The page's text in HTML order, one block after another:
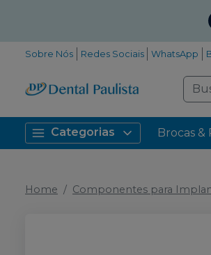
Sobre Nós Redes Sociais WhatsApp
Categorias Brocas &
Home Componentes para